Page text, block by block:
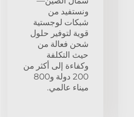
ونستفيد من
شبكات لوجستية
قوية لتوفير حلول
شحن فعالة من
حيث التكلفة
وكفاءة إلى أكثر من
200 دولة و800
ميناء عالمي.